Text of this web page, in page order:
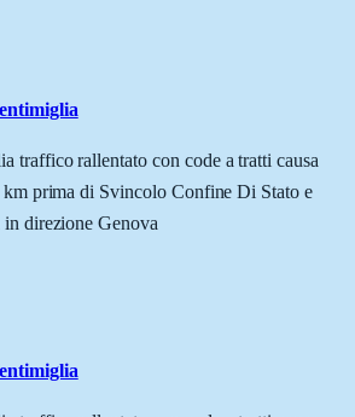
traffico rallentato con code a tratti causa
prima di Svincolo Confine Di Stato e
direzione Genova